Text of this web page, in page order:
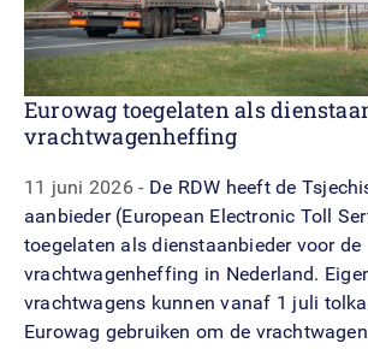
Eurowag toegelaten als
vrachtwagenheffing
11 juni 2026
De RDW heeft de
aanbieder (European Electronic Toll
toegelaten als dienstaanbieder voor de
vrachtwagenheffing in Nederland.
vrachtwagens kunnen vanaf 1 juli
Eurowag gebruiken om de